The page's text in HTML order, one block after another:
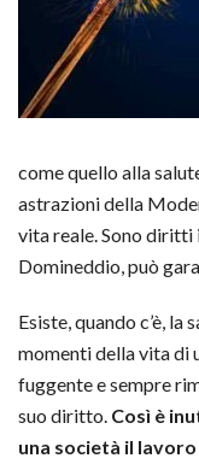
come quello alla
astrazioni della
vita reale. Sono diritti
Domineddio, può
Esiste, quando c’è, la
momenti della vita di
fuggente e sempre
suo diritto. Così è
una società il lavoro